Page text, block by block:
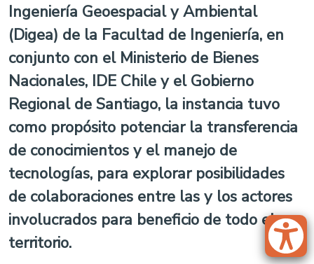
Ingeniería Geoespacial y Ambiental
(Digea) de la Facultad de Ingeniería, en
conjunto con el Ministerio de Bienes
Nacionales, IDE Chile y el Gobierno
Regional de Santiago, la instancia tuvo
como propósito potenciar la transferencia
de conocimientos y el manejo de
tecnologías, para explorar posibilidades
de colaboraciones entre las y los actores
involucrados para beneficio de todo el
territorio.